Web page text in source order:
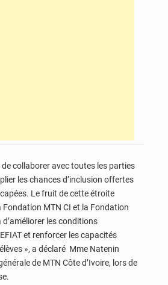
collaborer avec toutes les parties
les chances d’inclusion offertes
Le fruit de cette étroite
MTN CI et la Fondation
les conditions
et renforcer les capacités
», a déclaré Mme Natenin
de MTN Côte d’Ivoire, lors de